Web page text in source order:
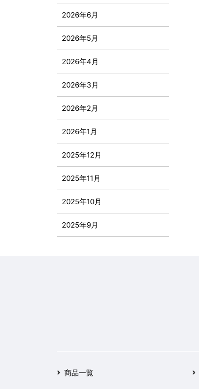
2026年6月
2026年5月
2026年4月
2026年3月
2026年2月
2026年1月
2025年12月
2025年11月
2025年10月
2025年9月
商品一覧